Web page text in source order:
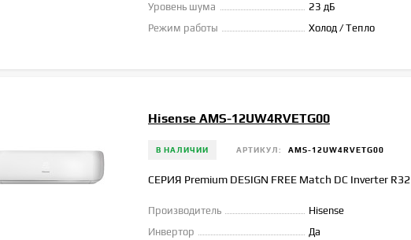
Уровень шума
23 дБ
Режим работы
Холод / Тепло
Hisense AMS-12UW4RVETG00
В НАЛИЧИИ АРТИКУЛ: AMS-12UW4RVETG00
СЕРИЯ Premium DESIGN FREE Match DC Inverter R32
Производитель
Hisense
Инвертор
Да